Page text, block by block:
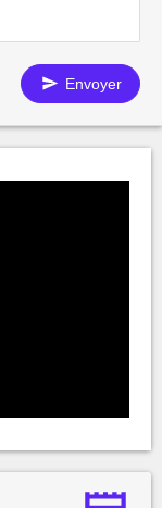
Envoyer